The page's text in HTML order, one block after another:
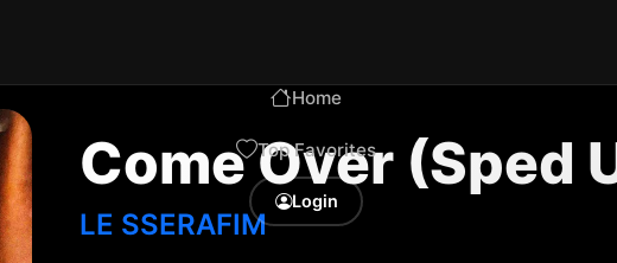
Home
Top Favorites
Login
Come Over (Sped
LE SSERAFIM